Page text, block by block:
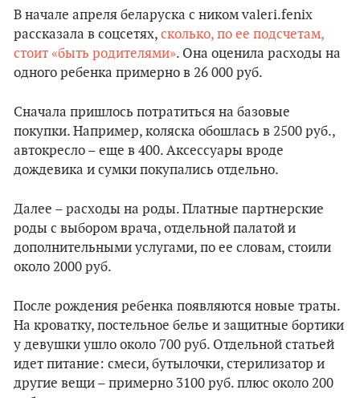
В начале апреля беларуска с ником valeri.fenix
рассказала в соцсетях, сколько, по ее подсчетам,
стоит «быть родителями». Она оценила расходы на
одного ребенка примерно в 26 000 руб.
Сначала пришлось потратиться на базовые
покупки. Например, коляска обошлась в 2500 руб.,
автокресло – еще в 400. Аксессуары вроде
дождевика и сумки покупались отдельно.
Далее – расходы на роды. Платные партнерские
роды с выбором врача, отдельной палатой и
дополнительными услугами, по ее словам, стоили
около 2000 руб.
После рождения ребенка появляются новые траты.
На кроватку, постельное белье и защитные бортики
у девушки ушло около 700 руб. Отдельной статьей
идет питание: смеси, бутылочки, стерилизатор и
другие вещи – примерно 3100 руб. плюс около 200